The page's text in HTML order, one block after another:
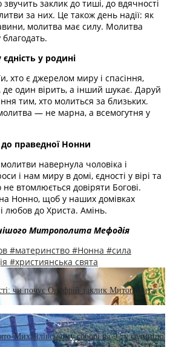
заклик до тиші, до вдячності
за них. Це також день надії: як
молитва має силу. Молитва
у родині
хто є джерелом миру і спасіння,
де один вірить, а інший шукає. Даруй
тим, хто молиться за близьких.
— не марна, а всемогутня у
праведної Нонни
навернула чоловіка і
і нам миру в домі, єдності у вірі та
втомлюється довіряти Богові.
Нонно, щоб у наших домівках
любов до Христа. Амінь.
Митрополита Мефодія
#материнство #Нонна #сила
#християнська свята
чи почує Онуфрій заклик Митополита
Михайлівському соборі на 9-ту седмицю